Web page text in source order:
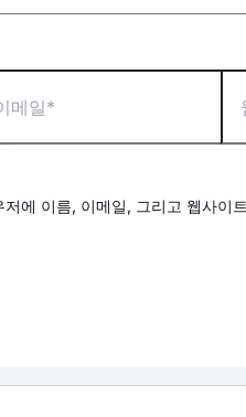
에 이름, 이메일, 그리고 웹사이